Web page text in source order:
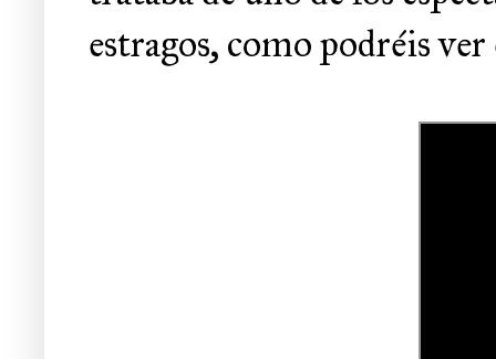
estragos, como podréis